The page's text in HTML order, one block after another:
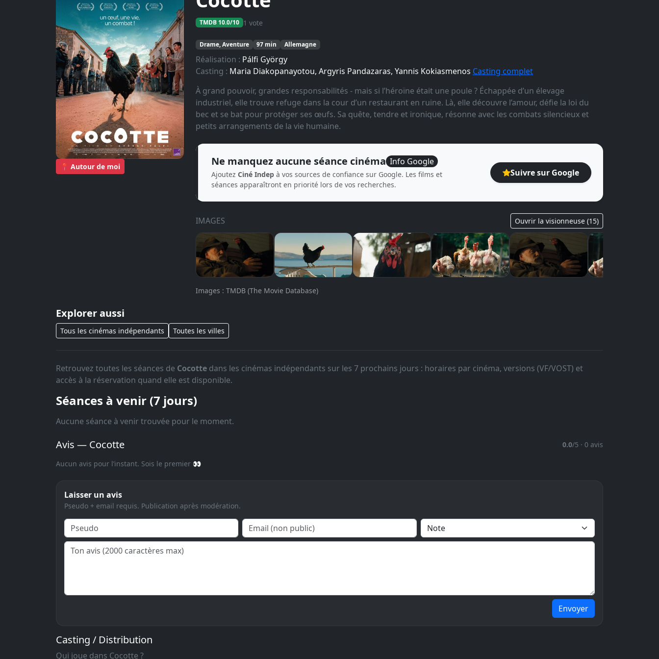
📍 Autour de moi
TMDB 10.0/10 1 vote
Drame, Aventure 97 min Allemagne
Réalisation : Pálfi György
Casting : Maria Diakopanayotou, Argyris Pandazaras, Yannis Kokiasmenos Casting complet
À grand pouvoir, grandes responsabilités - mais si l’héroïne était une poule ? Échappée d’un élevage
industriel, elle trouve refuge dans la cour d’un restaurant en ruine. Là, elle découvre l’amour, défie la loi du
bec et se bat pour protéger ses œufs. Sa quête, tendre et ironique, résonne avec les combats silencieux et
petits arrangements de la vie humaine.
Ne manquez aucune séance cinéma Info Google
Ajoutez Ciné Indep à vos sources de confiance sur Google. Les films et
séances apparaîtront en priorité lors de vos recherches.
Suivre sur Google
IMAGES Ouvrir la visionneuse (15)
Images : TMDB (The Movie Database)
Explorer aussi
Tous les cinémas indépendants Toutes les villes
Retrouvez toutes les séances de Cocotte dans les cinémas indépendants sur les 7 prochains jours : horaires par cinéma, versions (VF/VOST) et
accès à la réservation quand elle est disponible.
Séances à venir (7 jours)
Aucune séance à venir trouvée pour le moment.
Avis — Cocotte 0.0/5 · 0 avis
Aucun avis pour l’instant. Sois le premier 👀
Laisser un avis
Pseudo + email requis. Publication après modération.
Envoyer
Casting / Distribution
Qui joue dans Cocotte ?